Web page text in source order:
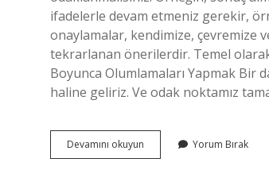
ifadelerle devam etmeniz gerekir,
onaylamalar, kendimize, çevremize
tekrarlanan önerilerdir. Temel
Boyunca Olumlamaları Yapmak Bir
haline geliriz. Ve odak noktamız
Devamını okuyun Olumlama
Neden
Yorum Bırak